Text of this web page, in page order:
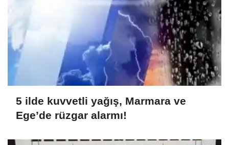
5 ilde kuvvetli yağış, Marmara ve
Ege’de rüzgar alarmı!